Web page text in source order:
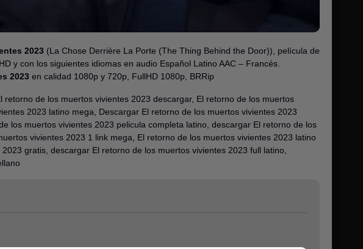
2023 (La Chose Derrière La Porte (The Thing Behind the Door)), película de
y con los siguientes idiomas en audio Español Latino AAC – Francés.
2023 en calidad 1080p y 720p, FullHD 1080p, BRRip
de los muertos vivientes 2023 descargar, El retorno de los muertos
2023 latino mega, Descargar El retorno de los muertos vivientes 2023
los muertos vivientes 2023 pelicula completa latino, descargar El retorno de los
vivientes 2023 1 link mega, El retorno de los muertos vivientes 2023 latino
gratis, descargar El retorno de los muertos vivientes 2023 full latino,